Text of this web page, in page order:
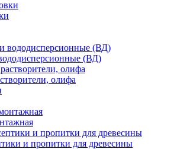
(ВД)
олифа
и пропитки для древесины